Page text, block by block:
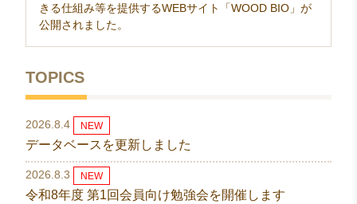
きる仕組み等を提供するWEBサイト「WOOD BIO」が
公開されました。
TOPICS
2026.8.4 NEW
データベースを更新しました
2026.8.3 NEW
令和8年度 第1回会員向け勉強会を開催します